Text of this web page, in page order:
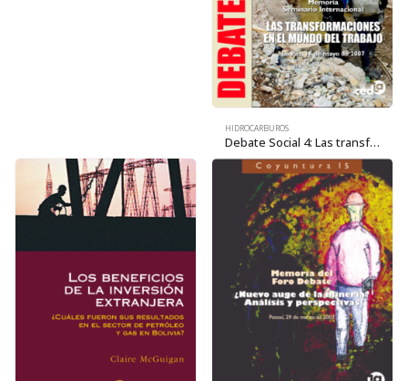
HIDROCARBUROS
Debate Social 4: Las transformaciones en el mundo del trabajo – Memoria del Seminario Internacional